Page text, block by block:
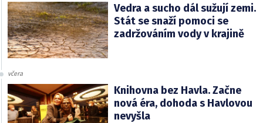
Vedra a sucho dál sužují zemi.
Stát se snaží pomoci se
zadržováním vody v krajině
včera
Knihovna bez Havla. Začne
nová éra, dohoda s Havlovou
nevyšla